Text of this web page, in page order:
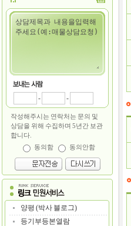
- -
작성해주시는 연락처는 문의 및
상담을 위해 수집하며 5년간 보관
합니다.
동의함
동의안함
양평 (박사 블로그)
등기부등본열람